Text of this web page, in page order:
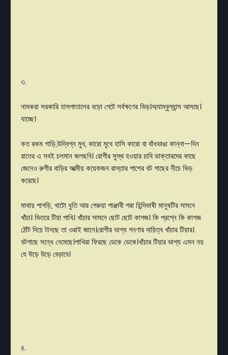
৩.
নামকরা সরকারি হাসপাতালের বড়ো গেটে সর্বক্ষণের ভিড়।অ্যাম্বুল্যান্স আসছে।
যাচ্ছে।
কত রকম গাড়ি,উদ্বিগ্ন মুখ, কারো মুখে হাসি কারো বা বাঁধভাঙা কান্না—দিন
রাতের এ সবই চলমান জলছবি। রোগীর সুস্থ হওয়ার চাবি ডাক্তারদের কাছে
জেনেও রুগীর বাড়ির আত্মীয় কয়েকজন রাস্তার পাশের বট গাছের নীচে ভিড়
করেছে।
মাথায় পাগড়ি, খাটো ধুতি আর গেরুয়া পাঞ্জাবী পরা হিন্দিভাষী মানুষটির সামনে
খাঁচা। ভিতরে টিয়া পাখি। খাঁচার সামনে ছোট ছোট কাগজ। কি প্রশ্নে কি কাগজ
ঠোঁট দিয়ে টানছে তা ওরাই জানে।রোগীর ভাগ্য গনণার দায়িত্ব খাঁচার টিয়ার।
বটগাছে সন্ধে নেমেছে।পাখিরা ফিরছে ডেকে ডেকে।খাঁচার টিয়ার ভাগ্য এমন নয়
যে উড়ে উড়ে বেড়াবে।
৪.